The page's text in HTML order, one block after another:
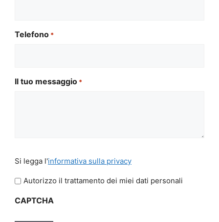
Telefono *
Il tuo messaggio *
legga
l'informativa
privacy
Si legga l'informativa sulla privacy
Autorizzo il trattamento dei miei dati personali
CAPTCHA